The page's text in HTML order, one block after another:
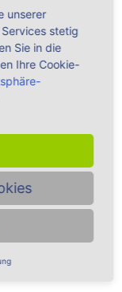
- Alle
►
unserer
stetig
Sie in die
Ihre Cookie-